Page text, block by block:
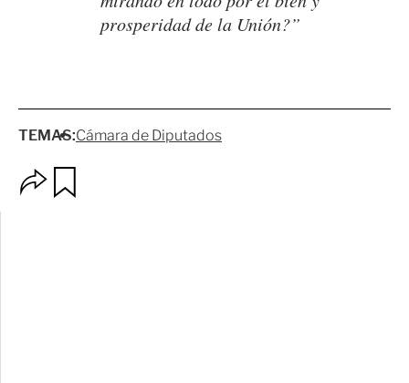
prosperidad de la Unión?”
TEMAS:Cámara de Diputados
p